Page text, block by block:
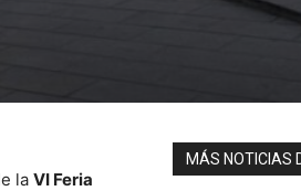
la VI Feria
MÁS NOTICIAS